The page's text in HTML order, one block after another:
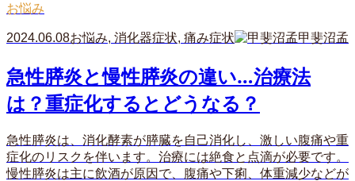
お悩み
2024.06.08お悩み, 消化器症状, 痛み症状 甲斐沼孟
急性膵炎と慢性膵炎の違い…治療法
は？重症化するとどうなる？
急性膵炎は、消化酵素が膵臓を自己消化し、激しい腹痛や重
症化のリスクを伴います。治療には絶食と点滴が必要です。
慢性膵炎は主に飲酒が原因で、腹痛や下痢、体重減少などが